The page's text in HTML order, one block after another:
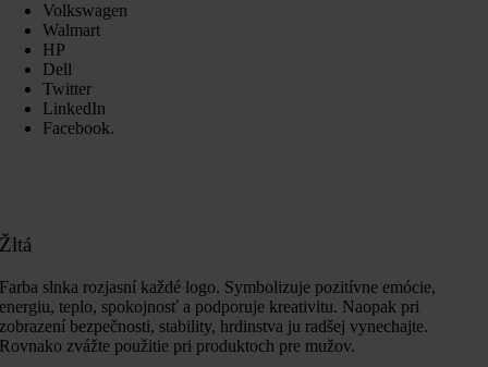
Volkswagen
Walmart
HP
Dell
Twitter
LinkedIn
Facebook.
Žltá
Farba slnka rozjasní každé logo. Symbolizuje pozitívne emócie,
energiu, teplo, spokojnosť a podporuje kreativitu. Naopak pri
zobrazení bezpečnosti, stability, hrdinstva ju radšej vynechajte.
Rovnako zvážte použitie pri produktoch pre mužov.